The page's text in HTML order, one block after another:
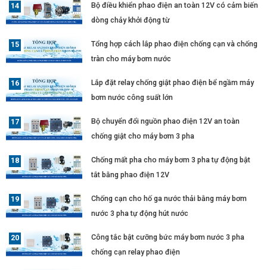
Bộ điều khiển phao điện an toàn 12V có cảm biến
dòng chảy khởi động từ
Tổng hợp cách lắp phao điện chống cạn và chống
tràn cho máy bơm nước
Lắp đặt relay chống giật phao điện bể ngầm máy
bơm nước công suất lớn
Bộ chuyển đổi nguồn phao điện 12V an toàn
chống giật cho máy bơm 3 pha
Chống mất pha cho máy bơm 3 pha tự động bật
tắt bằng phao điện 12V
Chống cạn cho hố ga nước thải bằng máy bơm
nước 3 pha tự động hút nước
Công tắc bật cưỡng bức máy bơm nước 3 pha
chống cạn relay phao điện